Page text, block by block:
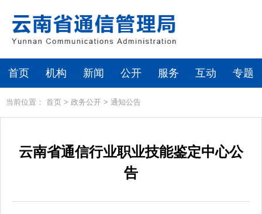
首页 机构 新闻 公开 服务 互动 专题
当前位置： 首页 > 政务公开 > 通知公告
云南省通信行业职业技能鉴定中心公
告